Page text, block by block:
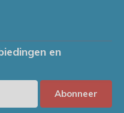
en
Abonneer